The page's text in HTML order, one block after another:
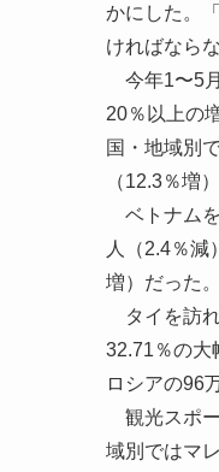
かにした。
ければなら
今年1〜5
20％以上の
国・地域別
（12.3％増
ベトナムを
人（2.4％
増）だった。
タイを訪れ
32.71％の大
ロシアの96
観光スポー
域別ではマ